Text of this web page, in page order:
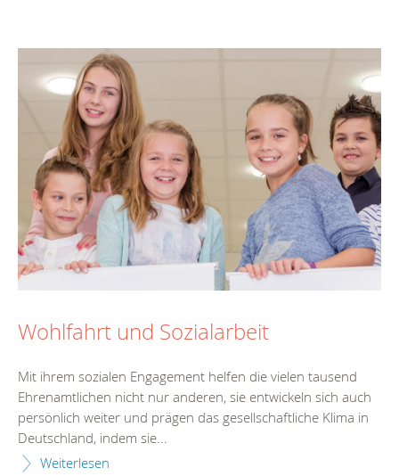
Wohlfahrt und Sozialarbeit
Mit ihrem sozialen Engagement helfen die vielen tausend
Ehrenamtlichen nicht nur anderen, sie entwickeln sich auch
persönlich weiter und prägen das gesellschaftliche Klima in
Deutschland, indem sie...
Weiterlesen